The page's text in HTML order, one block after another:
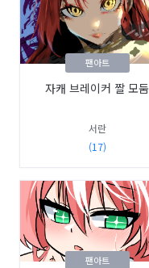
자캐 브레이커 짤 모둠
서란
(17)
팬아트
팬아트